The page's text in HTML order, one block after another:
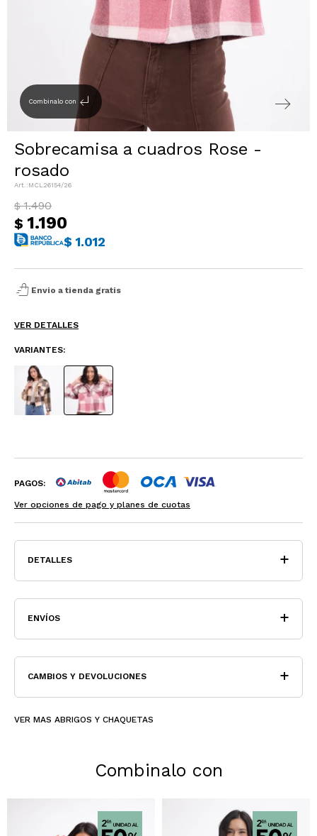
Combinalo con subdirectory_arrow_left
Sobrecamisa a cuadros Rose -
rosado
MCL26154/26
$ 1.190
$ 1.490
$ 1.012
shopping_bag_speed Envio a tienda gratis
VER DETALLES
VARIANTES:
PAGOS:
Ver opciones de pago y planes de cuotas
DETALLES
ENVÍOS
CAMBIOS Y DEVOLUCIONES
VER MAS ABRIGOS Y CHAQUETAS
Combinalo con
T-shirts y Tops